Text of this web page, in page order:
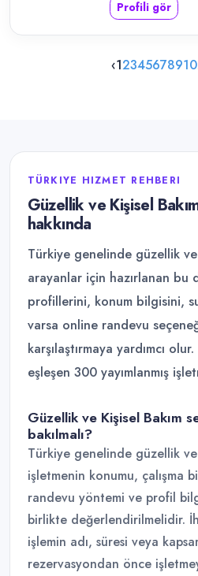
Profili gör
‹12345678910
TÜRKIYE HIZMET REHBERI
Güzellik ve Kişisel
hakkında
Türkiye genelinde güzellik ve
arayanlar için hazırlanan bu
profillerini, konum bilgisini,
varsa online randevu
karşılaştırmaya yardımcı
eşleşen 300 yayımlanmış
Güzellik ve Kişisel Bakım
bakılmalı?
Türkiye genelinde güzellik ve
işletmenin konumu, çalışma
randevu yöntemi ve profil
birlikte değerlendirilmelidir.
işlemin adı, süresi veya
rezervasyondan önce